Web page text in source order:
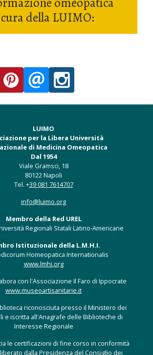
della LUIMO:
LUIMO
per la Libera Università
di Medicina Omeopatica
Dal 1954
Viale Gramsci, 18
80122 Napoli
Tel. +39 081 7614707
info@luimo.org
Membro della Red UREL
Regionali Statali Latino-Americane
Istituzionale della L.M.H.I.
Homeopatica Internationalis
www.lmhi.org
con l'Associazione Il Faro di Ippocrate
www.museoartisanitarie.it
riconosciuta presso il Ministero dei
e iscritta all'Anagrafe delle Biblioteche di
Interesse Regionale
le certificazioni di fine corso in conformità
dalla Presidenza del Consiglio dei